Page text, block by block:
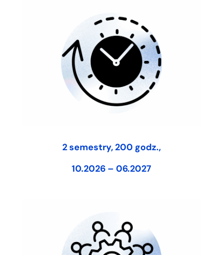
2 semestry, 200 godz.,
10.2026 – 06.2027